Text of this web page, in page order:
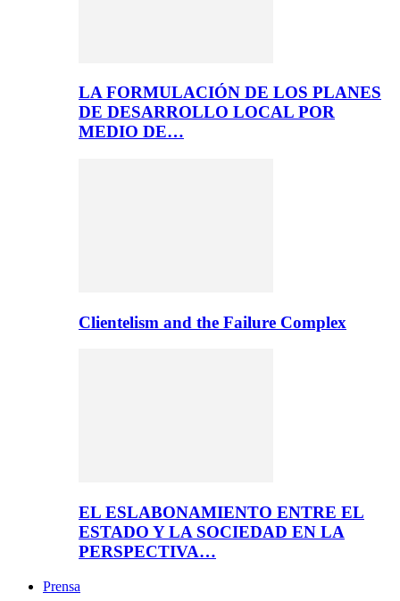
LA FORMULACIÓN DE LOS PLANES
DE DESARROLLO LOCAL POR
MEDIO DE…
Clientelism and the Failure Complex
EL ESLABONAMIENTO ENTRE EL
ESTADO Y LA SOCIEDAD EN LA
PERSPECTIVA…
Prensa